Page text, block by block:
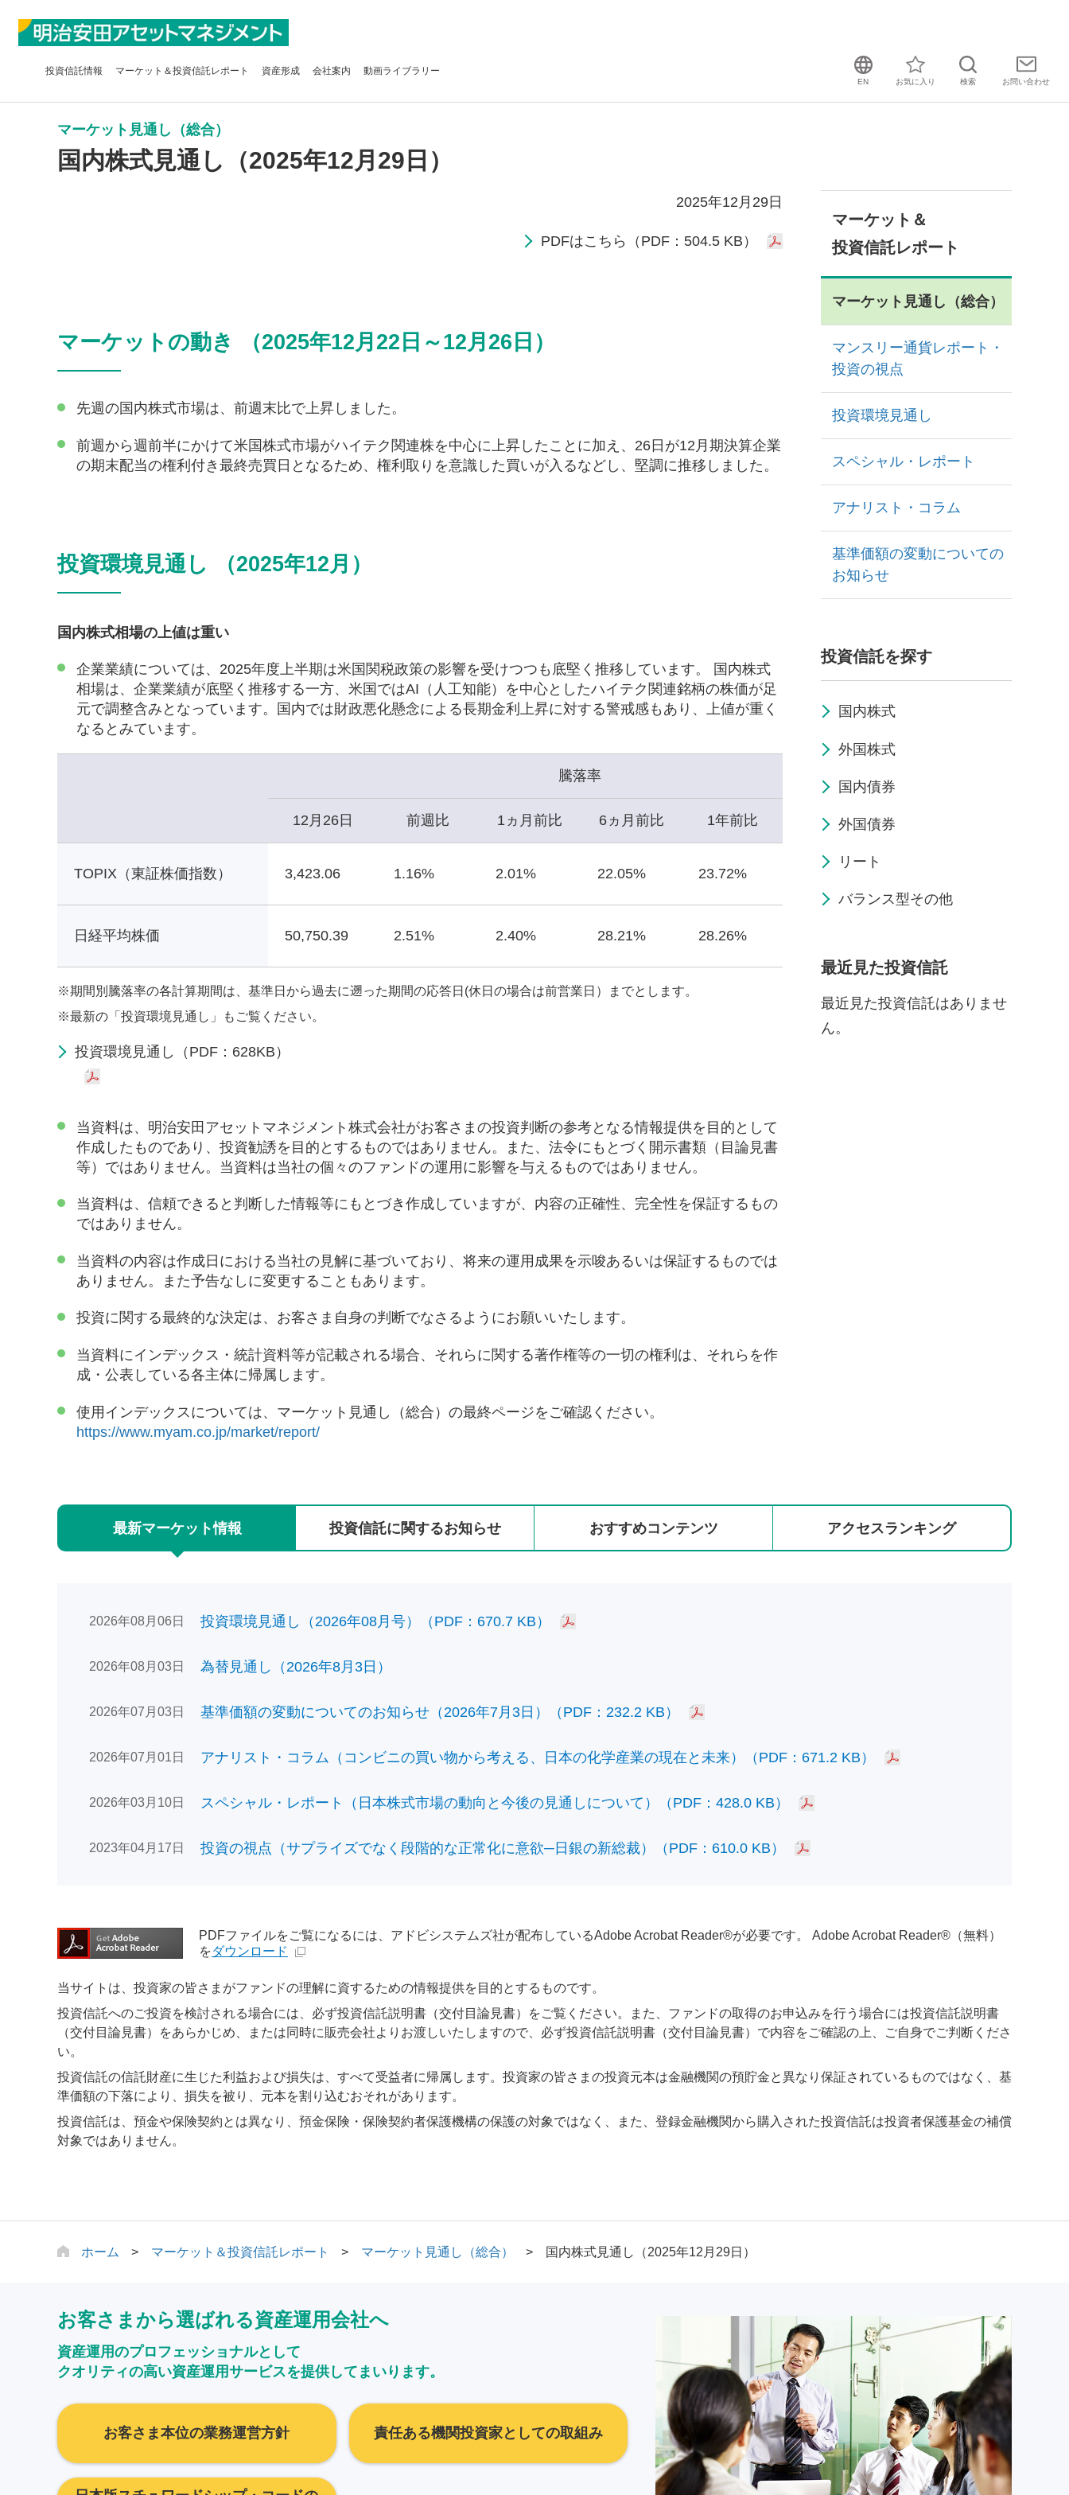
投資信託情報 マーケット＆投資信託レポート 資産形成 会社案内 動画ライブラリー
EN お気に入り 検索 お問い合わせ
マーケット見通し（総合）
国内株式見通し（2025年12月29日）
2025年12月29日
PDFはこちら（PDF：504.5 KB）
マーケットの動き （2025年12月22日～12月26日）
先週の国内株式市場は、前週末比で上昇しました。
前週から週前半にかけて米国株式市場がハイテク関連株を中心に上昇したことに加え、26日が12月期決算企業
の期末配当の権利付き最終売買日となるため、権利取りを意識した買いが入るなどし、堅調に推移しました。
投資環境見通し （2025年12月）
国内株式相場の上値は重い
企業業績については、2025年度上半期は米国関税政策の影響を受けつつも底堅く推移しています。 国内株式
相場は、企業業績が底堅く推移する一方、米国ではAI（人工知能）を中心としたハイテク関連銘柄の株価が足
元で調整含みとなっています。国内では財政悪化懸念による長期金利上昇に対する警戒感もあり、上値が重く
なるとみています。
騰落率
12月26日 前週比 1ヵ月前比 6ヵ月前比 1年前比
TOPIX（東証株価指数） 3,423.06 1.16% 2.01% 22.05% 23.72%
日経平均株価 50,750.39 2.51% 2.40% 28.21% 28.26%
※期間別騰落率の各計算期間は、基準日から過去に遡った期間の応答日(休日の場合は前営業日）までとします。
※最新の「投資環境見通し」もご覧ください。
投資環境見通し（PDF：628KB）
当資料は、明治安田アセットマネジメント株式会社がお客さまの投資判断の参考となる情報提供を目的として
作成したものであり、投資勧誘を目的とするものではありません。また、法令にもとづく開示書類（目論見書
等）ではありません。当資料は当社の個々のファンドの運用に影響を与えるものではありません。
当資料は、信頼できると判断した情報等にもとづき作成していますが、内容の正確性、完全性を保証するもの
ではありません。
当資料の内容は作成日における当社の見解に基づいており、将来の運用成果を示唆あるいは保証するものでは
ありません。また予告なしに変更することもあります。
投資に関する最終的な決定は、お客さま自身の判断でなさるようにお願いいたします。
当資料にインデックス・統計資料等が記載される場合、それらに関する著作権等の一切の権利は、それらを作
成・公表している各主体に帰属します。
使用インデックスについては、マーケット見通し（総合）の最終ページをご確認ください。
https://www.myam.co.jp/market/report/
マーケット＆
投資信託レポート
マーケット見通し（総合）
マンスリー通貨レポート・
投資の視点
投資環境見通し
スペシャル・レポート
アナリスト・コラム
基準価額の変動についての
お知らせ
投資信託を探す
国内株式
外国株式
国内債券
外国債券
リート
バランス型その他
最近見た投資信託
最近見た投資信託はありませ
ん。
最新マーケット情報 投資信託に関するお知らせ おすすめコンテンツ アクセスランキング
2026年08月06日 投資環境見通し（2026年08月号）（PDF：670.7 KB）
2026年08月03日 為替見通し（2026年8月3日）
2026年07月03日 基準価額の変動についてのお知らせ（2026年7月3日）（PDF：232.2 KB）
2026年07月01日 アナリスト・コラム（コンビニの買い物から考える、日本の化学産業の現在と未来）（PDF：671.2 KB）
2026年03月10日 スペシャル・レポート（日本株式市場の動向と今後の見通しについて）（PDF：428.0 KB）
2023年04月17日 投資の視点（サプライズでなく段階的な正常化に意欲─日銀の新総裁）（PDF：610.0 KB）
PDFファイルをご覧になるには、アドビシステムズ社が配布しているAdobe Acrobat Reader®が必要です。 Adobe Acrobat Reader®（無料）
をダウンロード
当サイトは、投資家の皆さまがファンドの理解に資するための情報提供を目的とするものです。
投資信託へのご投資を検討される場合には、必ず投資信託説明書（交付目論見書）をご覧ください。また、ファンドの取得のお申込みを行う場合には投資信託説明書
（交付目論見書）をあらかじめ、または同時に販売会社よりお渡しいたしますので、必ず投資信託説明書（交付目論見書）で内容をご確認の上、ご自身でご判断くださ
い。
投資信託の信託財産に生じた利益および損失は、すべて受益者に帰属します。投資家の皆さまの投資元本は金融機関の預貯金と異なり保証されているものではなく、基
準価額の下落により、損失を被り、元本を割り込むおそれがあります。
投資信託は、預金や保険契約とは異なり、預金保険・保険契約者保護機構の保護の対象ではなく、また、登録金融機関から購入された投資信託は投資者保護基金の補償
対象ではありません。
ホーム マーケット＆投資信託レポート マーケット見通し（総合） 国内株式見通し（2025年12月29日）
お客さまから選ばれる資産運用会社へ
資産運用のプロフェッショナルとして
クオリティの高い資産運用サービスを提供してまいります。
お客さま本位の業務運営方針 責任ある機関投資家としての取組み